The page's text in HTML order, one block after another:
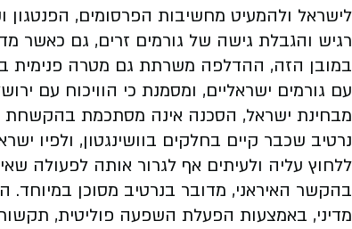
לישראל ולהמעיט מחשיבות הפרסומים, הפנטגון
רגיש והגבלת גישה של גורמים זרים, גם כאשר
במובן הזה, ההדלפה משרתת גם מטרה פנימית
עם גורמים ישראליים, ומסמנת כי הוויכוח עם
מבחינת ישראל, הסכנה אינה מסתכמת בהקשחת
נרטיב שכבר קיים בחלקים בוושינגטון, ולפיו
ללחוץ עליה ולעיתים אף לגרור אותה לפעולה
בהקשר האיראני, מדובר בנרטיב מסוכן במיוחד.
מדיני, באמצעות הפעלת השפעה פוליטית,